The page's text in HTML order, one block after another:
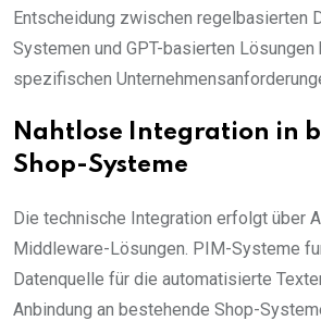
Entscheidung zwischen regelbasierten
Systemen und GPT-basierten Lösungen
spezifischen
Nahtlose Integration in
Shop-Systeme
Die technische Integration erfolgt über
Middleware-Lösungen. PIM-Systeme
Datenquelle für die automatisierte
Anbindung an bestehende Shop-